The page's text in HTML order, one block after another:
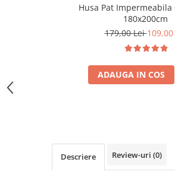
Husa Pat Impermeabila
180x200cm
179,00 Lei109,00
ADAUGA IN COS
Descriere Review-uri (0)